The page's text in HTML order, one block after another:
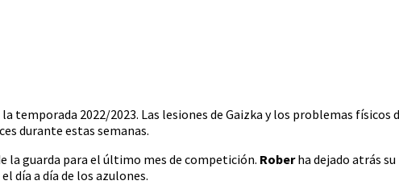
temporada 2022/2023. Las lesiones de Gaizka y los problemas físicos
durante estas semanas.
la guarda para el último mes de competición. Roberha dejado atrás
día a día de los azulones.